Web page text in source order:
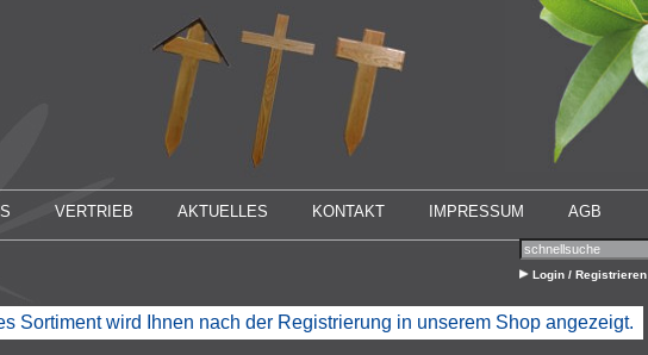
VERTRIEB AKTUELLES KONTAKT IMPRESSUM AGB
Login / Registrieren
Sortiment wird Ihnen nach der Registrierung in unserem Shop angezeigt.